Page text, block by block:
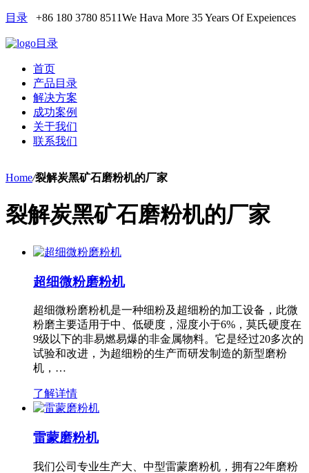
目录 +86 180 3780 8511We Hava More 35 Years Of Expeiences
目录
首页
产品目录
解决方案
成功案例
关于我们
联系我们
Home/裂解炭黑矿石磨粉机的厂家
裂解炭黑矿石磨粉机的厂家
超细微粉磨粉机
超细微粉磨粉机是一种细粉及超细粉的加工设备，此微
粉磨主要适用于中、低硬度，湿度小于6%，莫氏硬度在
9级以下的非易燃易爆的非金属物料。它是经过20多次的
试验和改进，为超细粉的生产而研发制造的新型磨粉
机，…
了解详情
雷蒙磨粉机
我们公司专业生产大、中型雷蒙磨粉机，拥有22年磨粉